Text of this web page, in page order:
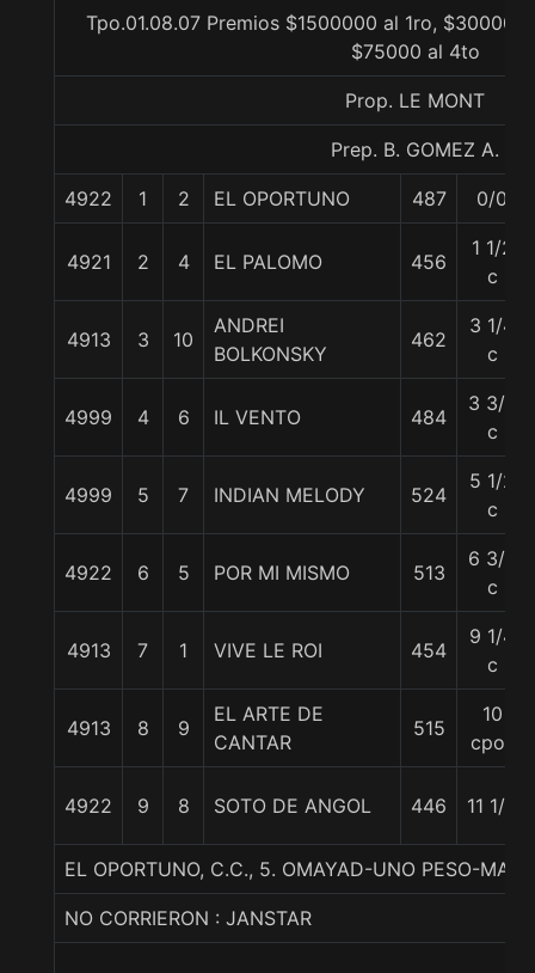
Tpo.01.08.07 Premios $1500000 al 1ro,
$75000 al 4to
Prop. LE MONT
Prep. B. GOMEZ A.
4922 1 2 EL OPORTUNO 487 0/0
4921 2 4 EL PALOMO 456
1 1/2
c
4913 3 10
ANDREI
BOLKONSKY
462
3 1/4
c
4999 4 6 IL VENTO 484
3 3/4
c
4999 5 7 INDIAN MELODY 524
5 1/2
c
4922 6 5 POR MI MISMO 513
6 3/4
c
4913 7 1 VIVE LE ROI 454
9 1/4
c
4913 8 9
EL ARTE DE
CANTAR
515
10
cpos
4922 9 8 SOTO DE ANGOL 446 11 1/2
EL OPORTUNO, C.C., 5. OMAYAD-UNO PESO-
NO CORRIERON : JANSTAR